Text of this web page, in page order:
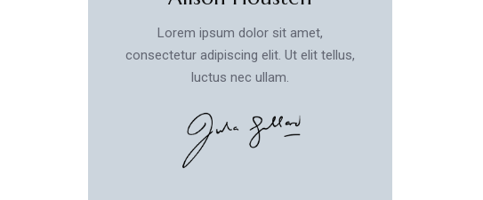
Lorem ipsum dolor sit amet,
consectetur adipiscing elit. Ut elit tellus,
luctus nec ullam.